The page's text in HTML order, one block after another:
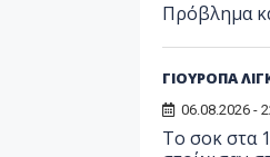
Πρόβλημα
ΓΙΟΥΡΟΠΑ
06.08.2026 -
Το σοκ στα